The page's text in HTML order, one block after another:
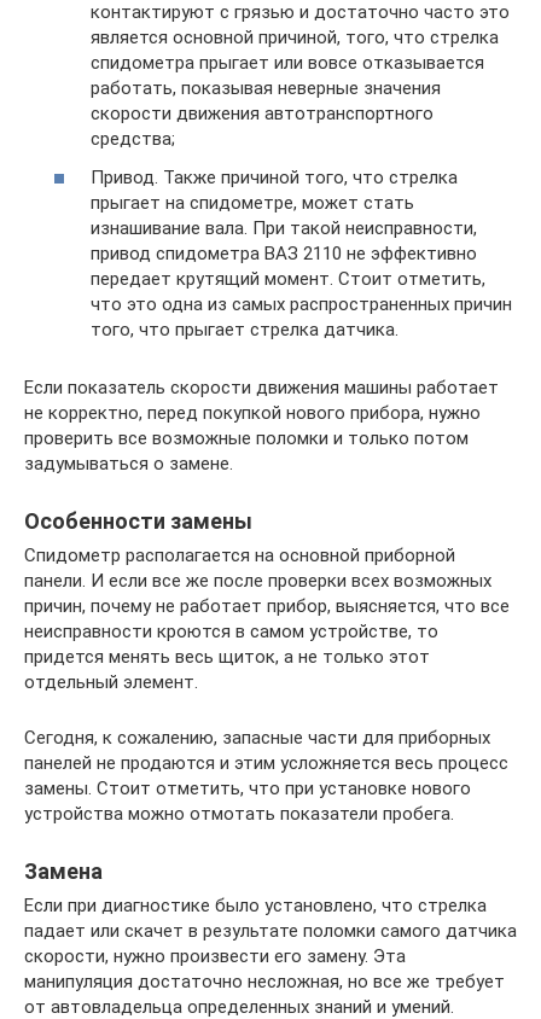
контактируют с грязью и достаточно часто это
является основной причиной, того, что стрелка
спидометра прыгает или вовсе отказывается
работать, показывая неверные значения
скорости движения автотранспортного
средства;
Привод. Также причиной того, что стрелка
прыгает на спидометре, может стать
изнашивание вала. При такой неисправности,
привод спидометра ВАЗ 2110 не эффективно
передает крутящий момент. Стоит отметить,
что это одна из самых распространенных причин
того, что прыгает стрелка датчика.
Если показатель скорости движения машины работает
не корректно, перед покупкой нового прибора, нужно
проверить все возможные поломки и только потом
задумываться о замене.
Особенности замены
Спидометр располагается на основной приборной
панели. И если все же после проверки всех возможных
причин, почему не работает прибор, выясняется, что все
неисправности кроются в самом устройстве, то
придется менять весь щиток, а не только этот
отдельный элемент.
Сегодня, к сожалению, запасные части для приборных
панелей не продаются и этим усложняется весь процесс
замены. Стоит отметить, что при установке нового
устройства можно отмотать показатели пробега.
Замена
Если при диагностике было установлено, что стрелка
падает или скачет в результате поломки самого датчика
скорости, нужно произвести его замену. Эта
манипуляция достаточно несложная, но все же требует
от автовладельца определенных знаний и умений.